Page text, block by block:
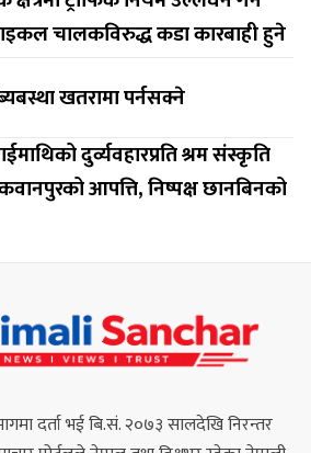
चालकविरुद्ध कडा कारबाही हुने
खतरामा पर्नसक्ने
दुर्व्यवहारप्रति श्रम संस्कृति
आपत्ति, निष्पक्ष छानबिनको
दर्ता भई बि.सं. २०७३ सालदेखि निरन्तर